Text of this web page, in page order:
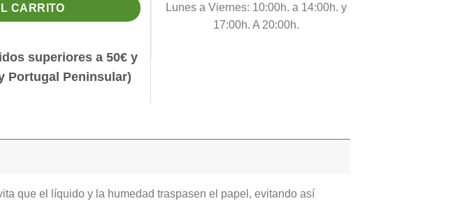
CARRITO
superiores a 50€ y
Portugal Peninsular)
Lunes a Viernes: 10:00h. a 14:00h. y
17:00h. A 20:00h.
que el líquido y la humedad traspasen el papel, evitando así